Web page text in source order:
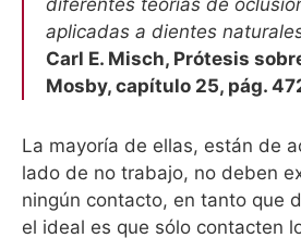
aplicadas a dientes
Carl E. Misch, Prótesis
Mosby, capítulo 25, pág.
La mayoría de ellas, están de
lado de no trabajo, no deben
ningún contacto, en tanto que
el ideal es que sólo contacten